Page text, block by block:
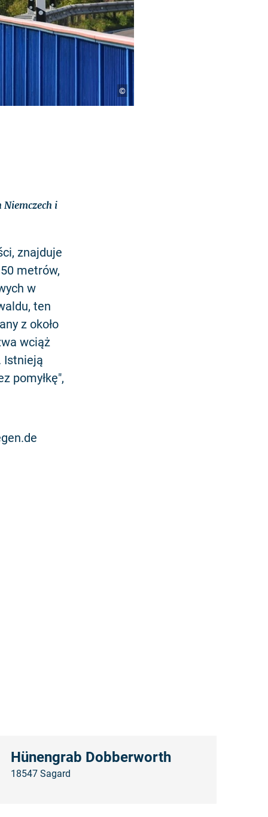
©
i
znajduje
metrów,
w
ten
z około
wciąż
Istnieją
pomyłkę",
Hünengrab Dobberworth
18547 Sagard